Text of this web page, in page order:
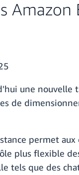
une nouvelle
de
permet
plus flexible
tels que des